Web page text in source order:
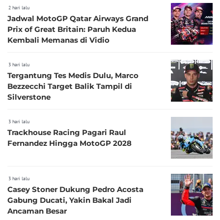
2 hari lalu
Jadwal MotoGP Qatar Airways Grand
Prix of Great Britain: Paruh Kedua
Kembali Memanas di Vidio
3 hari lalu
Tergantung Tes Medis Dulu, Marco
Bezzecchi Target Balik Tampil di
Silverstone
3 hari lalu
Trackhouse Racing Pagari Raul
Fernandez Hingga MotoGP 2028
3 hari lalu
Casey Stoner Dukung Pedro Acosta
Gabung Ducati, Yakin Bakal Jadi
Ancaman Besar